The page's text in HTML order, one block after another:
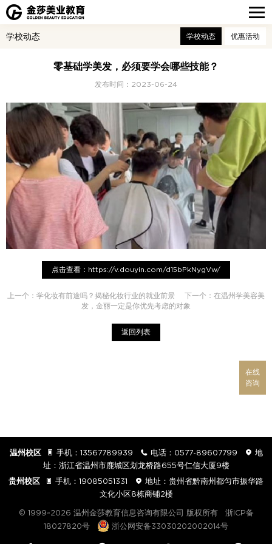
学校动态 优惠活动
学校动态
零基础学美发，必须要学会哪些技能？
发布时间：2023-06-24
点击查看：https://v.douyin.com/d15bPkNygVw/
上一个： 学化妆有前途吗？揭秘化妆行业的就业前景 下一个： 在温州学美容美
发，金丽一定是你优先考虑的对象
返回列表
温州校区  手机： 13567789939  电话： 0577-89607799  地
址：浙江省温州市鹿城区划龙桥路655号仁信大厦9楼
贵州校区
 手机： 19085051331  地址：贵州省黔南州都匀市振华路
文化小区8栋商铺2楼
© 1999~2026 温州金莎教育信息咨询有限公司 版权所有 浙ICP备
18027820号
浙公网安备33030202002014号
在线
咨询